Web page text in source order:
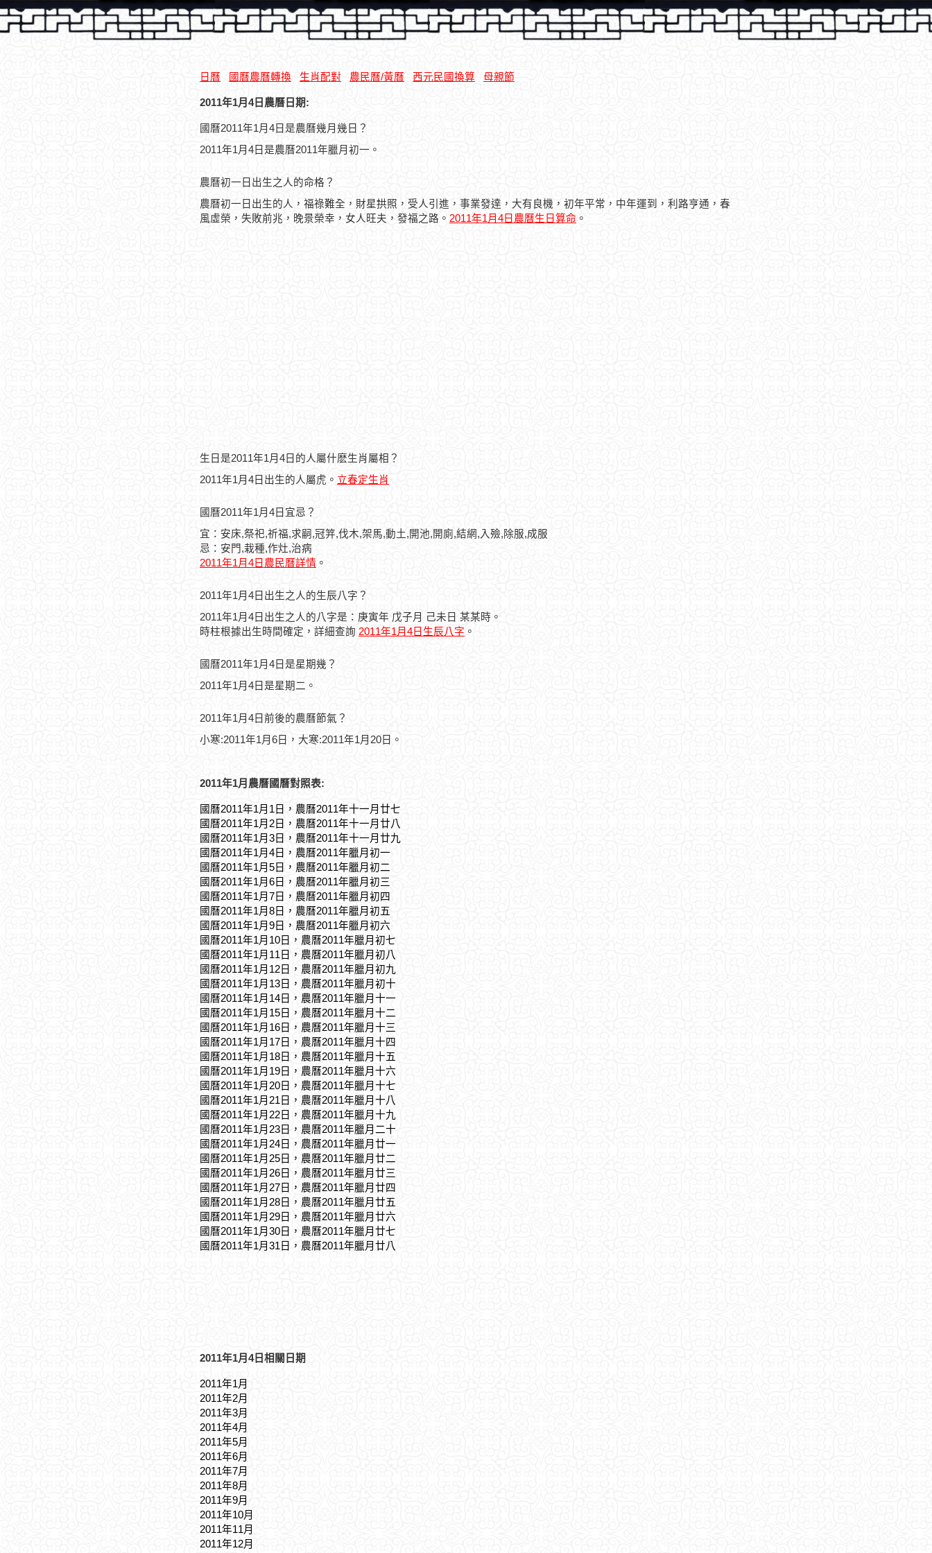
日曆 國曆農曆轉換 生肖配對 農民曆/黃曆 西元民國換算 母親節
2011年1月4日農曆日期:
國曆2011年1月4日是農曆幾月幾日？
2011年1月4日是農曆2011年臘月初一。
農曆初一日出生之人的命格？
農曆初一日出生的人，福祿難全，財星拱照，受人引進，事業發達，大有良機，初年平常，中年運到，利路亨通，春
風虛榮，失敗前兆，晚景榮幸，女人旺夫，發福之路。 2011年1月4日農曆生日算命 。
生日是2011年1月4日的人屬什麽生肖屬相？
2011年1月4日出生的人屬虎。 立春定生肖
國曆2011年1月4日宜忌？
宜：安床,祭祀,祈福,求嗣,冠笄,伐木,架馬,動土,開池,開廁,結網,入殮,除服,成服
忌：安門,栽種,作灶,治病
2011年1月4日農民曆詳情 。
2011年1月4日出生之人的生辰八字？
2011年1月4日出生之人的八字是：庚寅年 戊子月 己未日 某某時。
時柱根據出生時間確定，詳細查詢 2011年1月4日生辰八字 。
國曆2011年1月4日是星期幾？
2011年1月4日是星期二。
2011年1月4日前後的農曆節氣？
小寒:2011年1月6日，大寒:2011年1月20日。
2011年1月農曆國曆對照表:
國曆2011年1月1日，農曆2011年十一月廿七
國曆2011年1月2日，農曆2011年十一月廿八
國曆2011年1月3日，農曆2011年十一月廿九
國曆2011年1月4日，農曆2011年臘月初一
國曆2011年1月5日，農曆2011年臘月初二
國曆2011年1月6日，農曆2011年臘月初三
國曆2011年1月7日，農曆2011年臘月初四
國曆2011年1月8日，農曆2011年臘月初五
國曆2011年1月9日，農曆2011年臘月初六
國曆2011年1月10日，農曆2011年臘月初七
國曆2011年1月11日，農曆2011年臘月初八
國曆2011年1月12日，農曆2011年臘月初九
國曆2011年1月13日，農曆2011年臘月初十
國曆2011年1月14日，農曆2011年臘月十一
國曆2011年1月15日，農曆2011年臘月十二
國曆2011年1月16日，農曆2011年臘月十三
國曆2011年1月17日，農曆2011年臘月十四
國曆2011年1月18日，農曆2011年臘月十五
國曆2011年1月19日，農曆2011年臘月十六
國曆2011年1月20日，農曆2011年臘月十七
國曆2011年1月21日，農曆2011年臘月十八
國曆2011年1月22日，農曆2011年臘月十九
國曆2011年1月23日，農曆2011年臘月二十
國曆2011年1月24日，農曆2011年臘月廿一
國曆2011年1月25日，農曆2011年臘月廿二
國曆2011年1月26日，農曆2011年臘月廿三
國曆2011年1月27日，農曆2011年臘月廿四
國曆2011年1月28日，農曆2011年臘月廿五
國曆2011年1月29日，農曆2011年臘月廿六
國曆2011年1月30日，農曆2011年臘月廿七
國曆2011年1月31日，農曆2011年臘月廿八
2011年1月4日相關日期
2011年1月
2011年2月
2011年3月
2011年4月
2011年5月
2011年6月
2011年7月
2011年8月
2011年9月
2011年10月
2011年11月
2011年12月